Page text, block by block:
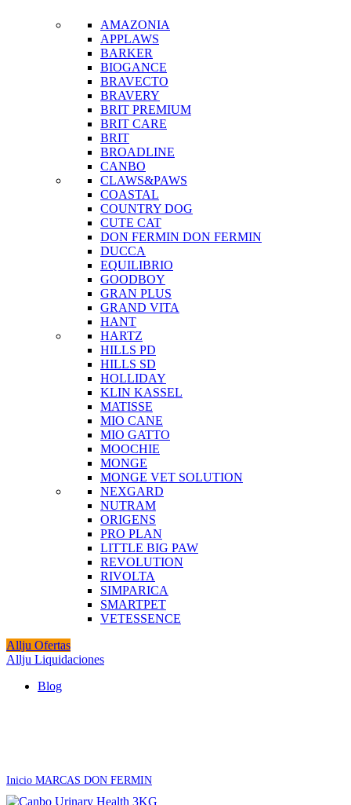
AMAZONIA
APPLAWS
BARKER
BIOGANCE
BRAVECTO
BRAVERY
BRIT PREMIUM
BRIT CARE
BRIT
BROADLINE
CANBO
CLAWS&PAWS
COASTAL
COUNTRY DOG
CUTE CAT
DON FERMIN DON FERMIN
DUCCA
EQUILIBRIO
GOODBOY
GRAN PLUS
GRAND VITA
HANT
HARTZ
HILLS PD
HILLS SD
HOLLIDAY
KLIN KASSEL
MATISSE
MIO CANE
MIO GATTO
MOOCHIE
MONGE
MONGE VET SOLUTION
NEXGARD
NUTRAM
ORIGENS
PRO PLAN
LITTLE BIG PAW
REVOLUTION
RIVOLTA
SIMPARICA
SMARTPET
VETESSENCE
Allju Ofertas
Allju Liquidaciones
Blog
Inicio MARCAS DON FERMIN